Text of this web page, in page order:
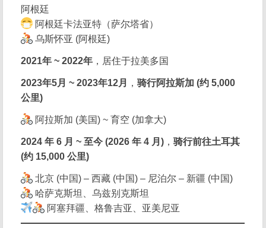
阿根廷
阿根廷卡法亚特（萨尔塔省）
乌斯怀亚 (阿根廷)
2021年 ~ 2022年 ，居住于拉美多国
2023年5月 ~ 2023年12月 ，骑行阿拉斯加 (约 5,000
公里)
阿拉斯加 (美国) ~ 育空 (加拿大)
2024 年 6 月 ~ 至今 (2026 年 4 月) ，骑行前往土耳其
(约 15,000 公里)
北京 (中国) – 西藏 (中国) – 尼泊尔 – 新疆 (中国)
哈萨克斯坦、乌兹别克斯坦
阿塞拜疆、格鲁吉亚、亚美尼亚